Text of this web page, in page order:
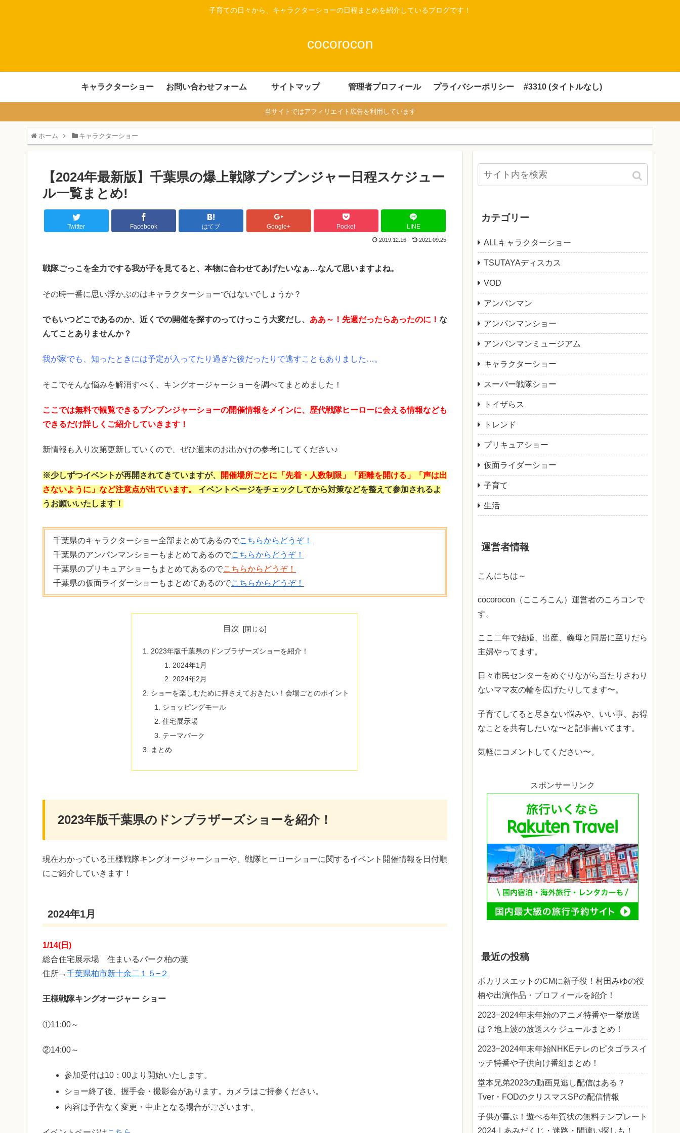
子育ての日々から、キャラクターショーの日程まとめを紹介しているブログです！
cocorocon
キャラクターショー お問い合わせフォーム サイトマップ 管理者プロフィール プライバシーポリシー #3310 (タイトルなし)
当サイトではアフィリエイト広告を利用しています
ホーム キャラクターショー
【2024年最新版】千葉県の爆上戦隊ブンブンジャー日程スケジュー
ル一覧まとめ!
Twitter Facebook はてブ Google+ Pocket LINE
2019.12.16 2021.09.25
戦隊ごっこを全力でする我が子を見てると、本物に合わせてあげたいなぁ…なんて思いますよね。
その時一番に思い浮かぶのはキャラクターショーではないでしょうか？
でもいつどこであるのか、近くでの開催を探すのってけっこう大変だし、 ああ～！先週だったらあったのに！ な
んてことありませんか？
我が家でも、知ったときには予定が入ってたり過ぎた後だったりで逃すこともありました…。
そこでそんな悩みを解消すべく、キングオージャーショーを調べてまとめました！
ここでは無料で観覧できるブンブンジャーショーの開催情報をメインに、歴代戦隊ヒーローに会える情報なども
できるだけ詳しくご紹介していきます！
新情報も入り次第更新していくので、ぜひ週末のお出かけの参考にしてください♪
※少しずつイベントが再開されてきていますが、
開催場所ごとに「先着・人数制限」「距離を開ける」「声は出
さないように」など注意点が出ています。 イベントページをチェックしてから対策などを整えて参加されるよ
うお願いいたします！
千葉県のキャラクターショー全部まとめてあるのでこちらからどうぞ！
千葉県のアンパンマンショーもまとめてあるのでこちらからどうぞ！
千葉県のプリキュアショーもまとめてあるのでこちらからどうぞ！
千葉県の仮面ライダーショーもまとめてあるのでこちらからどうぞ！
目次
2023年版千葉県のドンブラザーズショーを紹介！
2024年1月
2024年2月
ショーを楽しむために押さえておきたい！会場ごとのポイント
ショッピングモール
住宅展示場
テーマパーク
まとめ
2023年版千葉県のドンブラザーズショーを紹介！
現在わかっている王様戦隊キングオージャーショーや、戦隊ヒーローショーに関するイベント開催情報を日付順
にご紹介していきます！
2024年1月
1/14(日)
総合住宅展示場 住まいるパーク柏の葉
住所→千葉県柏市新十余二１５−２
王様戦隊キングオージャー ショー
①11:00～
②14:00～
参加受付は10：00より開始いたします。
ショー終了後、握手会・撮影会があります。カメラはご持参ください。
内容は予告なく変更・中止となる場合がございます。
カテゴリー
ALLキャラクターショー
TSUTAYAディスカス
VOD
アンパンマン
アンパンマンショー
アンパンマンミュージアム
キャラクターショー
スーパー戦隊ショー
トイザらス
トレンド
プリキュアショー
仮面ライダーショー
子育て
生活
運営者情報
こんにちは～
cocorocon（こころこん）運営者のころコンで
す。
ここ二年で結婚、出産、義母と同居に至りだら
主婦やってます。
日々市民センターをめぐりながら当たりさわり
ないママ友の輪を広げたりしてます〜。
子育てしてると尽きない悩みや、いい事、お得
なことを共有したいな〜と記事書いてます。
気軽にコメントしてください〜。
スポンサーリンク
最近の投稿
ポカリスエットのCMに新子役！村田みゆの役
柄や出演作品・プロフィールを紹介！
2023−2024年末年始のアニメ特番や一挙放送
は？地上波の放送スケジュールまとめ！
2023−2024年末年始NHKEテレのピタゴラスイ
ッチ特番や子供向け番組まとめ！
堂本兄弟2023の動画見逃し配信はある？
Tver・FODのクリスマスSPの配信情報
子供が喜ぶ！遊べる年賀状の無料テンプレート
2024｜あみだくじ・迷路・間違い探しも！